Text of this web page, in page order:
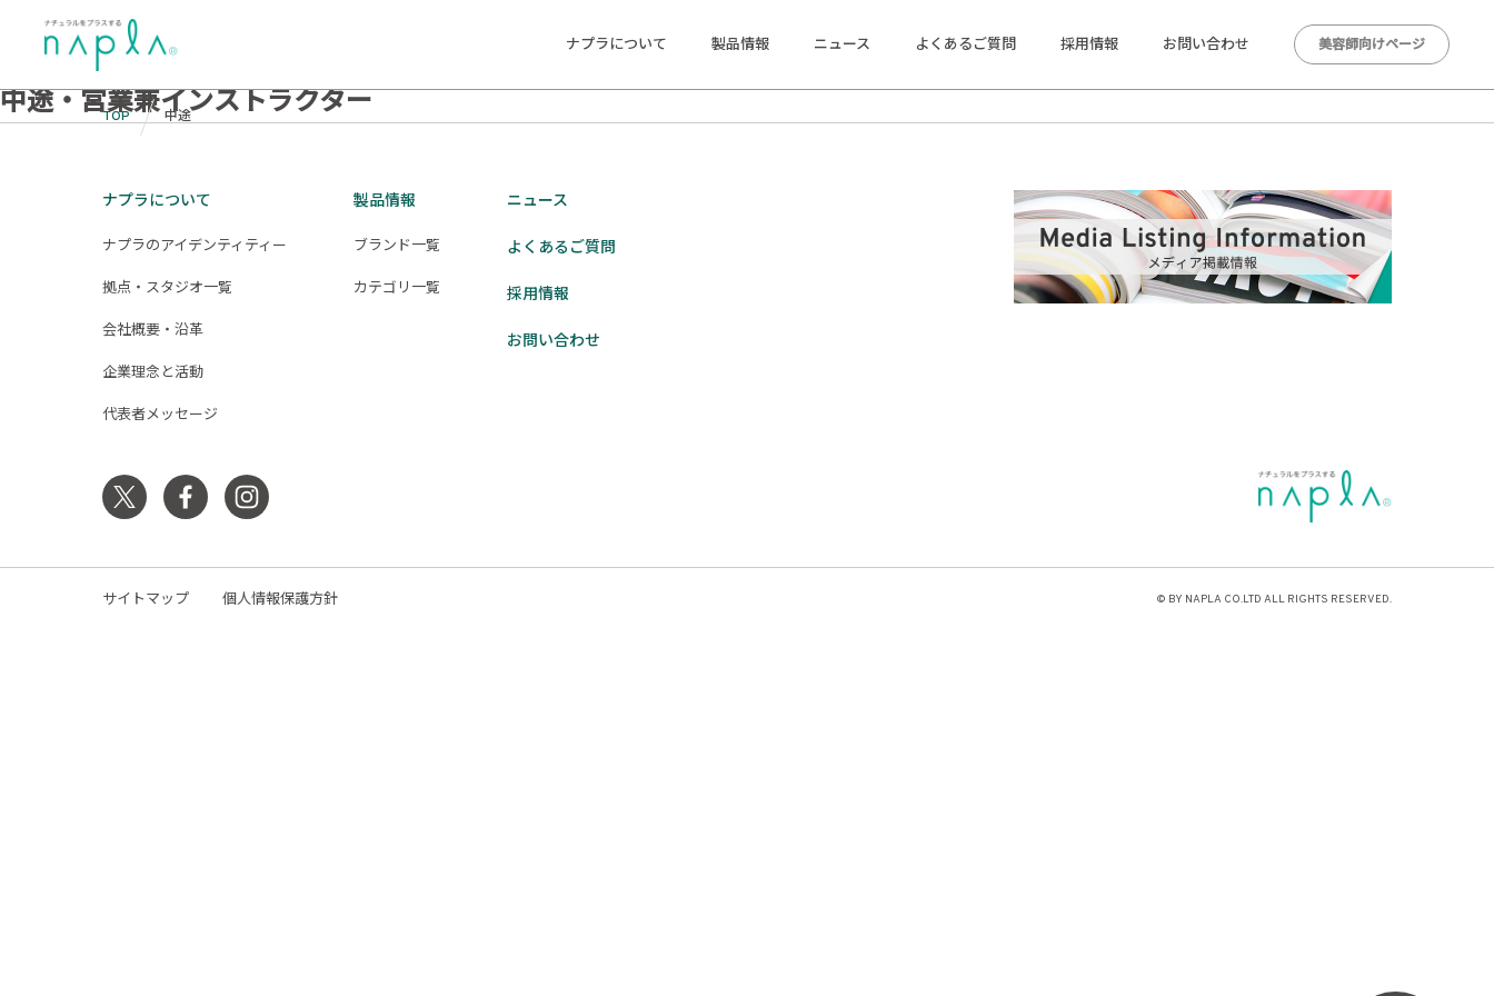
ナプラについて 製品情報 ニュース よくあるご質問 採用情報 お問い合わせ 美容師向けページ
募集要項 キャリア:
中途・営業職
中途・営業兼インストラクター
TOP 中途
ナプラについて
ナプラのアイデンティティー
拠点・スタジオ一覧
会社概要・沿革
企業理念と活動
代表者メッセージ
製品情報
ブランド一覧
カテゴリ一覧
ニュース
よくあるご質問
採用情報
お問い合わせ
サイトマップ 個人情報保護方針 © BY NAPLA CO.LTD ALL RIGHTS RESERVED.